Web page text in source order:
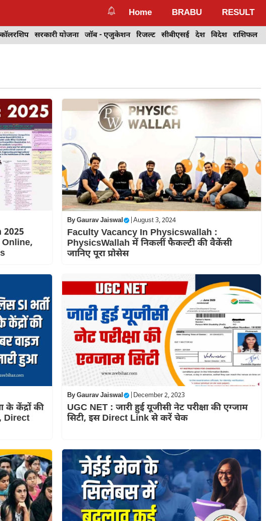
Home BRABU RESULT
सरकारी योजना जॉब - एजुकेशन रिजल्ट सीबीएसई देश विदेश राशिफल
2025
ByGaurav Jaiswal | August 3, 2024
Faculty Vacancy In Physicswallah :
PhysicsWallah में निकलीं फैकल्टी की वैकेंसी
जानिए पूरा प्रोसेस
के केंद्रों की
Direct
ByGaurav Jaiswal | December 2, 2023
UGC NET : जारी हुई यूजीसी नेट परीक्षा की एग्जाम
सिटी, इस Direct Link से करें चेक